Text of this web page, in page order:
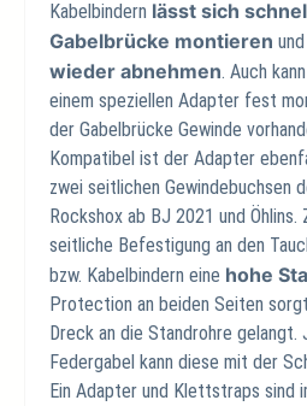
Kabelbindern lässt sich
Gabelbrücke montieren
wieder abnehmen. Auch
einem speziellen Adapter fest
der Gabelbrücke Gewinde
Kompatibel ist der Adapter
zwei seitlichen Gewindebuchsen
Rockshox ab BJ 2021 und
seitliche Befestigung an den
bzw. Kabelbindern eine hohe
Protection an beiden Seiten
Dreck an die Standrohre gelangt.
Federgabel kann diese mit der
Ein Adapter und Klettstraps sind